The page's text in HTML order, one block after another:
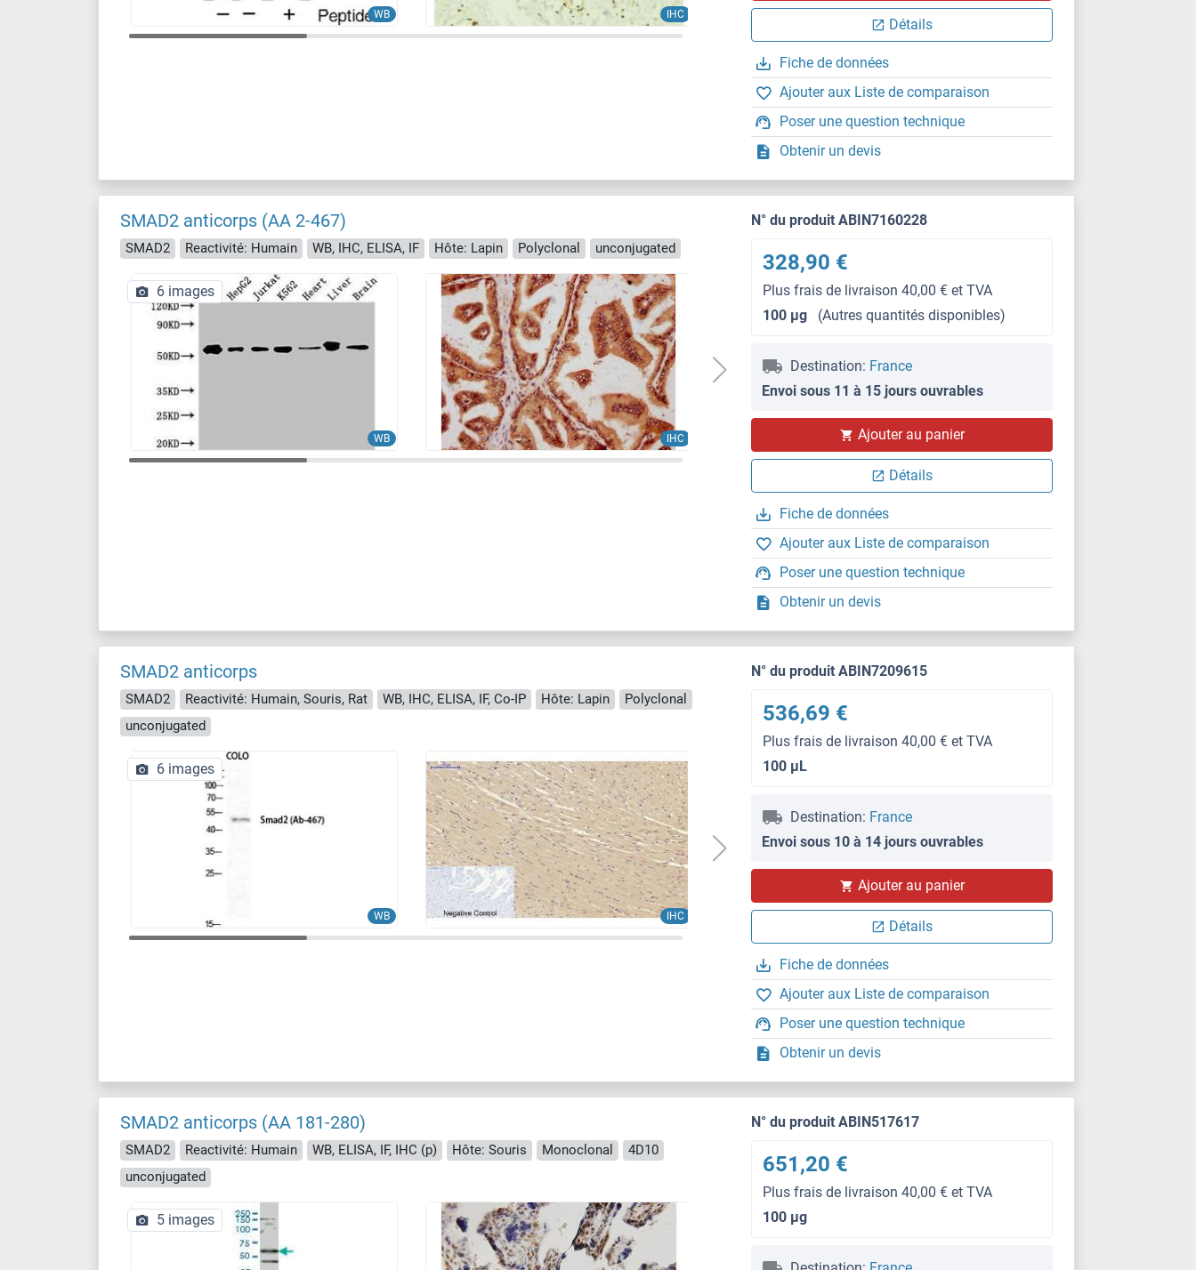
WB IHC
WB
Détails
Fiche de données
Ajouter aux Liste de comparaison
Poser une question technique
Obtenir un devis
SMAD2 anticorps (AA 2-467)
SMAD2 Reactivité: Humain WB, IHC, ELISA, IF Hôte: Lapin Polyclonal unconjugated
WB IHC
IHC
6 images
N° du produit ABIN7160228
328,90 €
Plus frais de livraison 40,00 € et TVA
100 μg
(Autres quantités disponibles)
Destination: France
Envoi sous 11 à 15 jours ouvrables
Ajouter au panier
Détails
Fiche de données
Ajouter aux Liste de comparaison
Poser une question technique
Obtenir un devis
SMAD2 anticorps
SMAD2 Reactivité: Humain, Souris, Rat WB, IHC, ELISA, IF, Co-IP Hôte: Lapin
Polyclonal
unconjugated
WB IHC
IF
6 images
N° du produit ABIN7209615
536,69 €
Plus frais de livraison 40,00 € et TVA
100 μL
Destination: France
Envoi sous 10 à 14 jours ouvrables
Ajouter au panier
Détails
Fiche de données
Ajouter aux Liste de comparaison
Poser une question technique
Obtenir un devis
SMAD2 anticorps (AA 181-280)
SMAD2 Reactivité: Humain WB, ELISA, IF, IHC (p) Hôte: Souris Monoclonal
4D10
unconjugated
5 images
N° du produit ABIN517617
651,20 €
Plus frais de livraison 40,00 € et TVA
100 μg